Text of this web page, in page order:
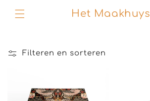
de
Het Maakhuys
Filteren en sorteren